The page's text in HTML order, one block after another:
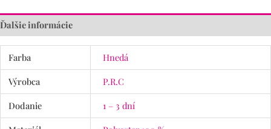
Ďalšie informácie
Farba
Hnedá
Výrobca
P.R.C
Dodanie
1 – 3 dní